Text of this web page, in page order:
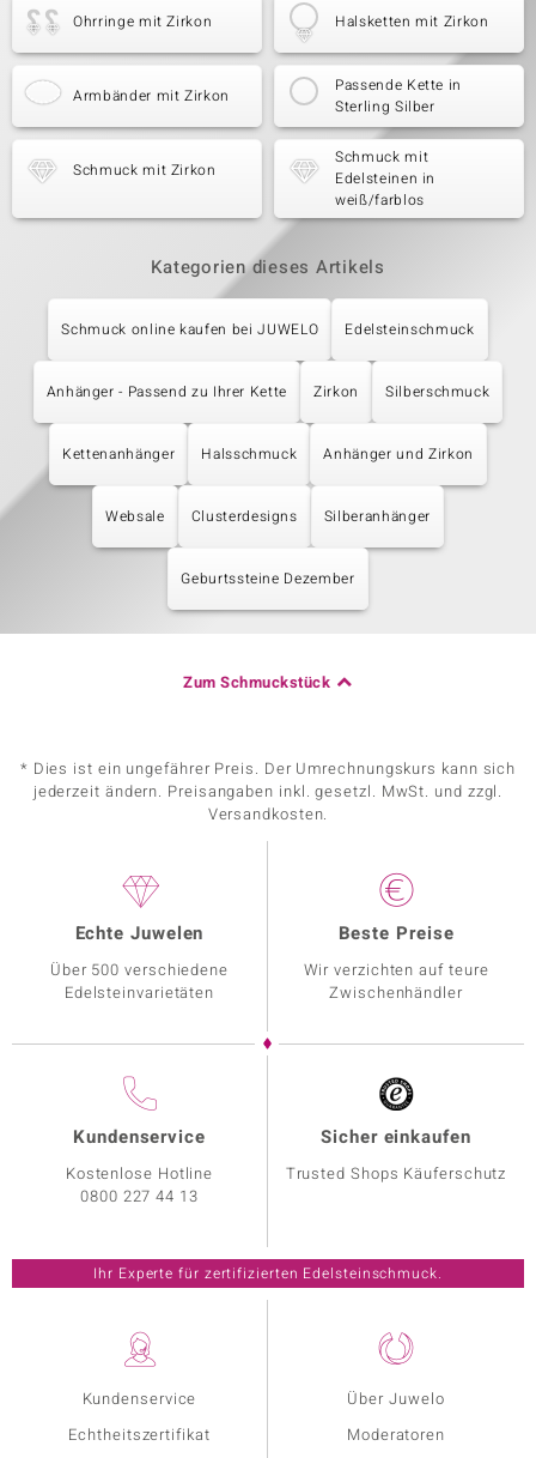
Ohrringe mit Zirkon Halsketten mit Zirkon
Armbänder mit Zirkon
Passende Kette in
Sterling Silber
Schmuck mit Zirkon
Schmuck mit
Edelsteinen in
weiß/farblos
Kategorien dieses Artikels
Schmuck online kaufen bei JUWELO Edelsteinschmuck
Anhänger - Passend zu Ihrer Kette Zirkon Silberschmuck
Kettenanhänger Halsschmuck Anhänger und Zirkon
Websale Clusterdesigns Silberanhänger
Geburtssteine Dezember
Zum Schmuckstück
* Dies ist ein ungefährer Preis. Der Umrechnungskurs kann sich
jederzeit ändern. Preisangaben inkl. gesetzl. MwSt. und zzgl.
Versandkosten.
Kundenservice
Echtheitszertifikat
Über Juwelo
Moderatoren
Echte Juwelen
Über 500 verschiedene
Edelsteinvarietäten
Beste Preise
Wir verzichten auf teure
Zwischenhändler
Kundenservice
Kostenlose Hotline
0800 227 44 13
Sicher einkaufen
Trusted Shops Käuferschutz
Ihr Experte für zertifizierten Edelsteinschmuck.